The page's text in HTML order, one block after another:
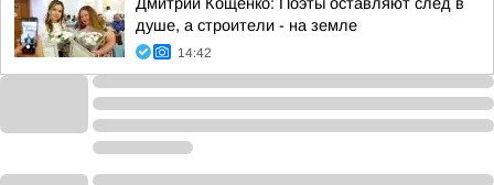
душе, а строители - на земле
14:42